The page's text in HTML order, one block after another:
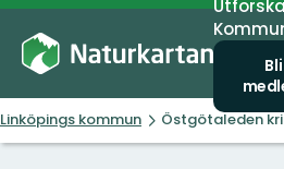
Bli
Linköpings kommun Östgötaleden